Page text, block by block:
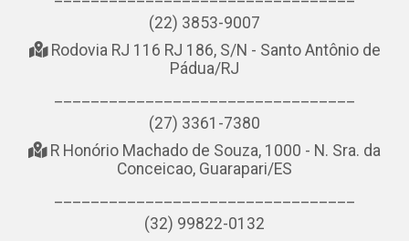
(22) 3853-9007
Rodovia RJ 116 RJ 186, S/N - Santo Antônio de
Pádua/RJ
(27) 3361-7380
R Honório Machado de Souza, 1000 - N. Sra. da
Conceicao, Guarapari/ES
(32) 99822-0132